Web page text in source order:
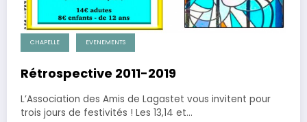
CHAPELLE EVENEMENTS
Rétrospective 2011-2019
L’Association des Amis de Lagastet vous invitent pour
trois jours de festivités ! Les 13,14 et…